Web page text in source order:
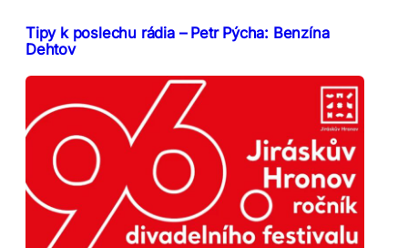
Tipy k poslechu rádia – Petr Pýcha: Benzína
Dehtov